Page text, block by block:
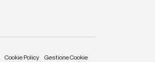
Cookie Policy Gestione Cookie